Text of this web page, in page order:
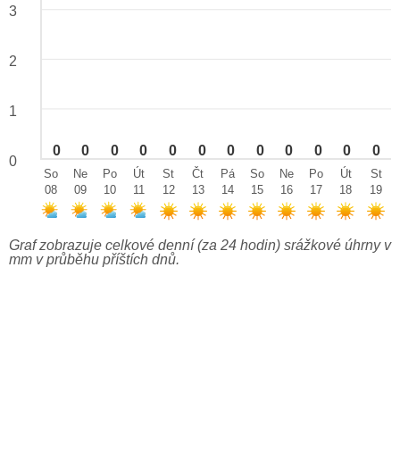
0 0 0 0 0 0 0 0 0 0 0 0
3
2
1
0
So
08
Ne
09
Po
10
Út
11
St
12
Čt
13
Pá
14
So
15
Ne
16
Po
17
Út
18
St
19
Graf zobrazuje celkové denní (za 24 hodin) srážkové úhrny v
mm v průběhu příštích dnů.